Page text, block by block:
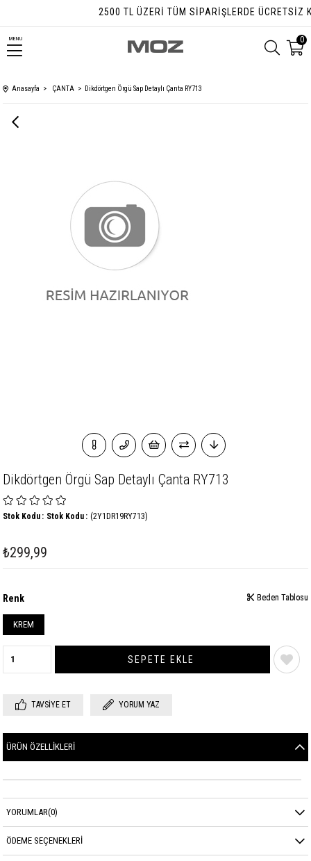
2500 TL ÜZERI TÜM SIPARIŞLERDE ÜCRETSIZ
MENU 0
Anasayfa ÇANTA Dikdörtgen Örgü Sap Detaylı Çanta RY713
Dikdörtgen Örgü Sap Detaylı Çanta RY713
(2Y1DR19RY713)
Stok Kodu Stok Kodu
₺299,99
Renk
KREM
Beden Tablosu
Beden Tablosu
TAVSIYE ET YORUM YAZ
ÜRÜN ÖZELLIKLERI
YORUMLAR(0)
ÖDEME SEÇENEKLERI